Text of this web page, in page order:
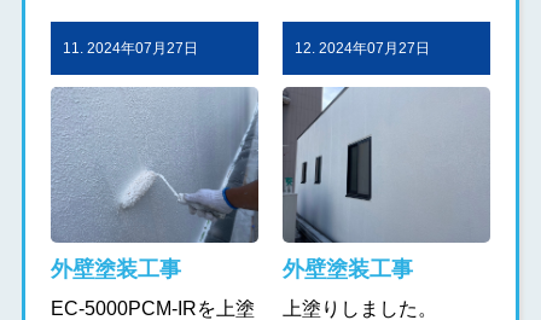
11. 2024年07月27日
外壁塗装工事
EC-5000PCM-IRを上塗
12. 2024年07月27日
外壁塗装工事
上塗りしました。